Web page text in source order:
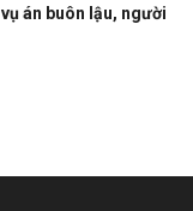
án buôn lậu, người